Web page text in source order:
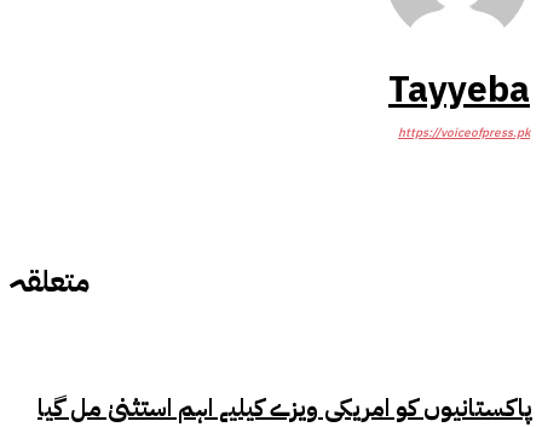
متعلقہ
پاکستانیوں کو امریکی ویزے کیلیے اہم استثنیٰ مل گیا
Tayyeba
https://voiceofpress.pk